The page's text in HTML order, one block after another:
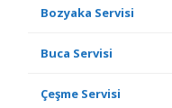
Bozyaka Servisi
Buca Servisi
Çeşme Servisi